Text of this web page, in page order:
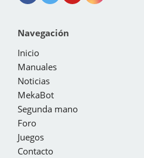
Navegación
Inicio
Manuales
Noticias
MekaBot
Segunda mano
Foro
Juegos
Contacto